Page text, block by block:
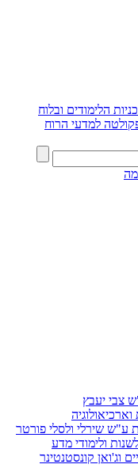
הלימודים ובלוח
למדעי הרוח
צבי יעבץ
ע"ש שירלי ולסלי פורטר
ולימודי מדע
וג'ואן קונסטנטינר